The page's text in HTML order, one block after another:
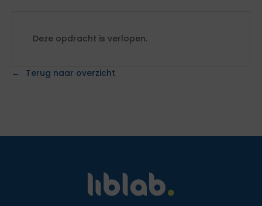
Deze opdracht is verlopen.
Terug naar overzicht